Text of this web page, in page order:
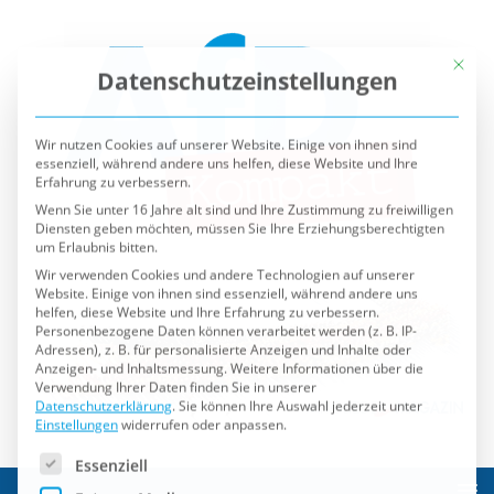
Datenschutzeinstellungen
Wir nutzen Cookies auf unserer Website. Einige von ihnen sind
Erfahrung zu verbessern.
Wenn Sie unter 16 Jahre alt sind und Ihre Zustimmung zu freiwilligen
um Erlaubnis bitten.
Wir verwenden Cookies und andere Technologien auf unserer
helfen, diese Website und Ihre Erfahrung zu verbessern.
Personenbezogene Daten können verarbeitet werden (z. B. IP-
Adressen), z. B. für personalisierte Anzeigen und Inhalte oder
Anzeigen- und Inhaltsmessung.Weitere Informationen über die
Verwendung Ihrer Daten finden Sie in unserer
Datenschutzerklärung.Sie können Ihre Auswahl jederzeit unter
Einstellungenwiderrufen oder anpassen.
Es folgt eine Liste der Service-Gruppen, für die eine
Essenziell
Externe Medien